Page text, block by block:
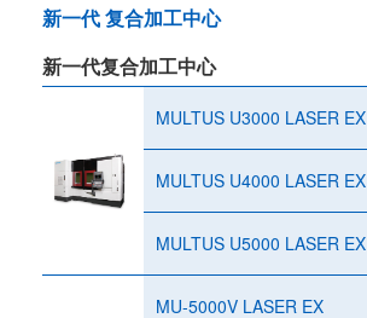
新一代 复合加工中心
新一代复合加工中心
MULTUS U3000 LASER EX
MULTUS U4000 LASER EX
MULTUS U5000 LASER EX
MU-5000V LASER EX